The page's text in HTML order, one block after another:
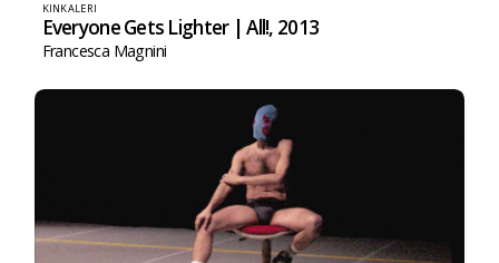
KINKALERI
Everyone Gets Lighter | All!, 2013
Francesca Magnini